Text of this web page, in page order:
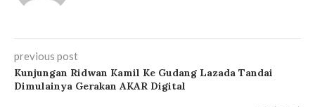
previous post
Kunjungan Ridwan Kamil Ke Gudang Lazada Tandai
Dimulainya Gerakan AKAR Digital